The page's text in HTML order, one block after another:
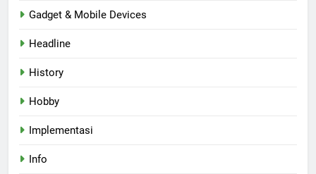
Gadget & Mobile Devices
Headline
History
Hobby
Implementasi
Info